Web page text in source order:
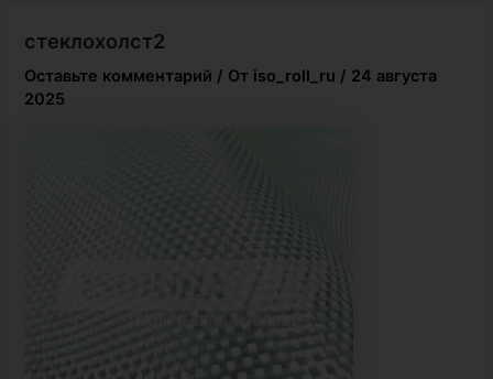
стеклохолст2
Оставьте комментарий / От iso_roll_ru / 24 августа
2025